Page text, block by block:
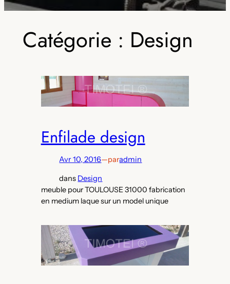
Catégorie : Design
Enfilade design
Avr 10, 2016—paradmin
dans Design
meuble pour TOULOUSE 31000 fabrication
en medium laque sur un model unique